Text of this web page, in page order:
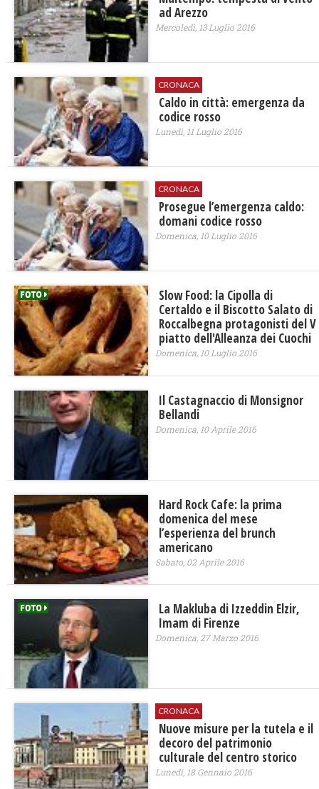
ad Arezzo
Mercoledì, 13 Luglio 2016
CRONACA
Caldo in città: emergenza da
codice rosso
Lunedì, 11 Luglio 2016
CRONACA
Prosegue l’emergenza caldo:
domani codice rosso
Domenica, 10 Luglio 2016
Slow Food: la Cipolla di
Certaldo e il Biscotto Salato di
Roccalbegna protagonisti del V
piatto dell'Alleanza dei Cuochi
Domenica, 10 Luglio 2016
Il Castagnaccio di Monsignor
Bellandi
Domenica, 10 Aprile 2016
Hard Rock Cafe: la prima
domenica del mese
l’esperienza del brunch
americano
Sabato, 02 Aprile 2016
La Makluba di ​Izzeddin Elzir,
Imam di Firenze
Domenica, 27 Marzo 2016
CRONACA
Nuove misure per la tutela e il
decoro del patrimonio
culturale del centro storico
Lunedì, 18 Gennaio 2016